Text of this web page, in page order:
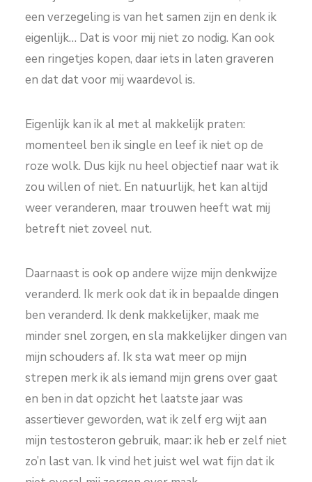
een verzegeling is van het samen zijn en denk ik
eigenlijk… Dat is voor mij niet zo nodig. Kan ook
een ringetjes kopen, daar iets in laten graveren
en dat dat voor mij waardevol is.
Eigenlijk kan ik al met al makkelijk praten:
momenteel ben ik single en leef ik niet op de
roze wolk. Dus kijk nu heel objectief naar wat ik
zou willen of niet. En natuurlijk, het kan altijd
weer veranderen, maar trouwen heeft wat mij
betreft niet zoveel nut.
Daarnaast is ook op andere wijze mijn denkwijze
veranderd. Ik merk ook dat ik in bepaalde dingen
ben veranderd. Ik denk makkelijker, maak me
minder snel zorgen, en sla makkelijker dingen van
mijn schouders af. Ik sta wat meer op mijn
strepen merk ik als iemand mijn grens over gaat
en ben in dat opzicht het laatste jaar was
assertiever geworden, wat ik zelf erg wijt aan
mijn testosteron gebruik, maar: ik heb er zelf niet
zo’n last van. Ik vind het juist wel wat fijn dat ik